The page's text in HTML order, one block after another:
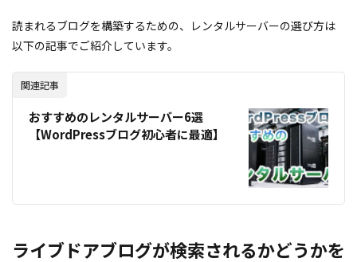
読まれるブログを構築するための、レンタルサーバーの選び方は
以下の記事でご紹介しています。
関連記事
おすすめのレンタルサーバー6選
【WordPressブログ初心者に最適】
ライブドアブログが検索されるかどうかを